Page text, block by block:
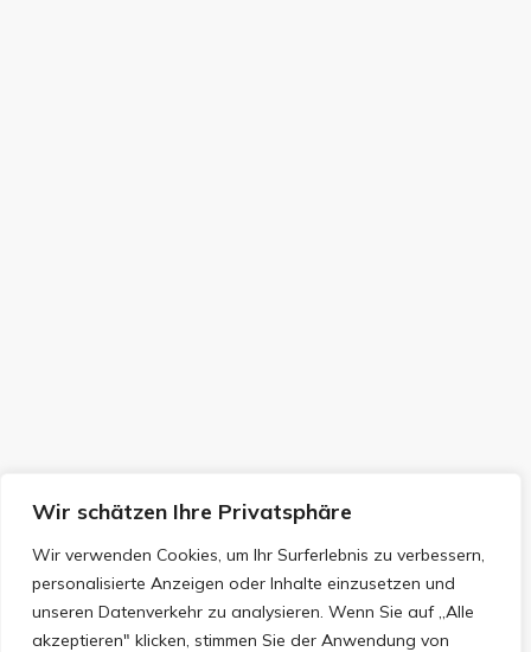
Wir schätzen Ihre Privatsphäre
Wir verwenden Cookies, um Ihr Surferlebnis zu verbessern,
personalisierte Anzeigen oder Inhalte einzusetzen und
unseren Datenverkehr zu analysieren. Wenn Sie auf „Alle
akzeptieren" klicken, stimmen Sie der Anwendung von